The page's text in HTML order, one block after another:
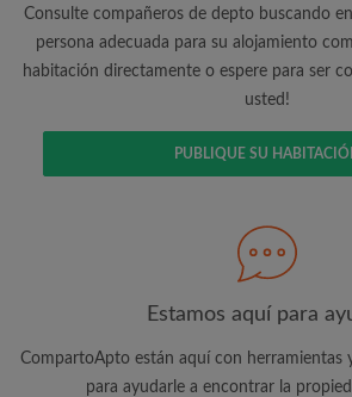
Busca lo que es importante
Vea piezas y compañeros de
Recibir alertas de nuevos
Dile a los compañeros de
propietarios exactamente lo
Consulte compañeros de depto buscando
persona adecuada para su alojamiento
habitación directamente o espere para ser
usted!
PUBLIQUE SU
Estamos aquí para
CompartoApto están aquí con herramientas
para ayudarle a encontrar la